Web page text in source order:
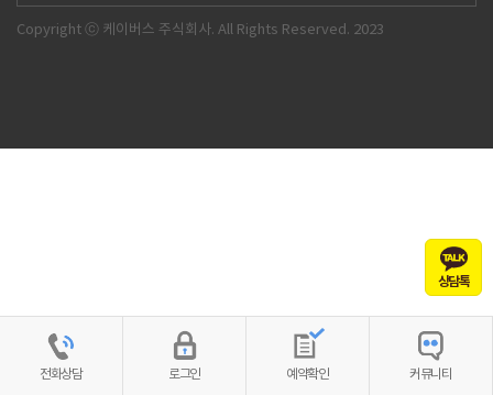
Copyright ⓒ 케이버스 주식회사. All Rights Reserved. 2023
상담톡
전화상담 로그인 예약확인 커뮤니티